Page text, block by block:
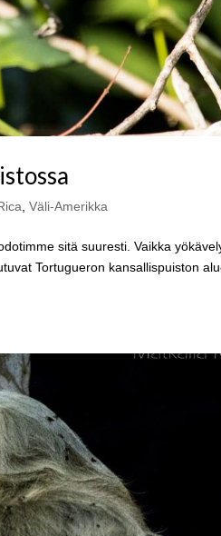
,Väli-Amerikka
sitä suuresti. Vaikka
Tortugueron kansallispuiston